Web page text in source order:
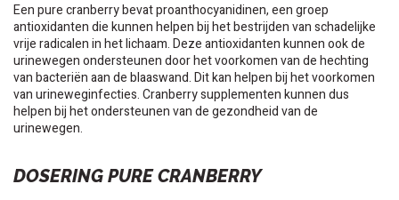
Een pure cranberry bevat proanthocyanidinen, een groep
antioxidanten die kunnen helpen bij het bestrijden van schadelijke
vrije radicalen in het lichaam. Deze antioxidanten kunnen ook de
urinewegen ondersteunen door het voorkomen van de hechting
van bacteriën aan de blaaswand. Dit kan helpen bij het voorkomen
van urineweginfecties. Cranberry supplementen kunnen dus
helpen bij het ondersteunen van de gezondheid van de
urinewegen.
DOSERING PURE CRANBERRY